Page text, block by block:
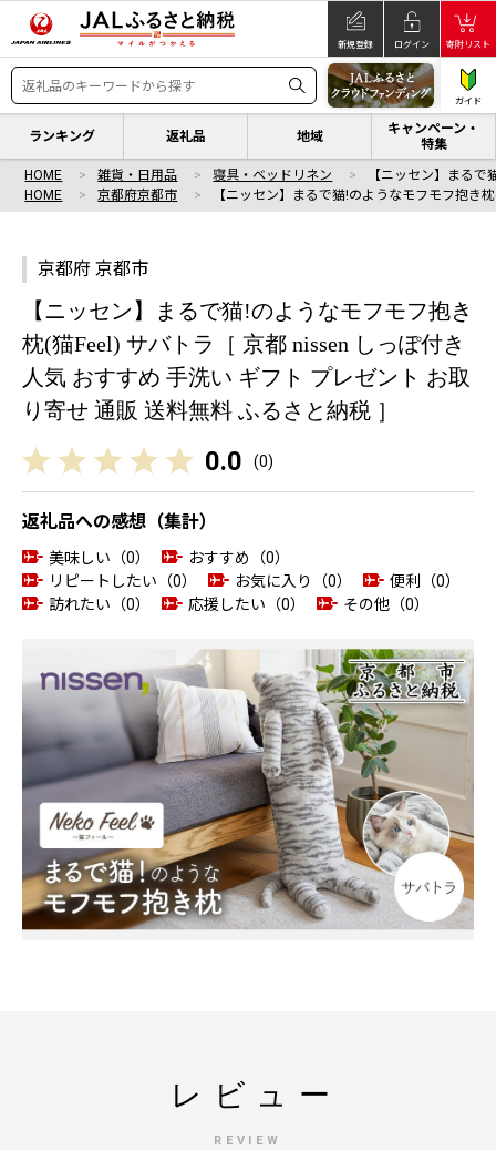
新規登録 ログイン 寄附リスト
ガイド
ランキング 返礼品 地域
キャンペーン・
特集
HOME 雑貨・日用品 寝具・ベッドリネン
【ニッセン】まる
HOME
京都府京都市 【ニッセン】まるで猫!のようなモフモフ抱き
京都府 京都市
【ニッセン】まるで猫!のようなモフモフ抱き
枕(猫Feel) サバトラ［ 京都 nissen しっぽ付き
人気 おすすめ 手洗い ギフト プレゼント お取
り寄せ 通販 送料無料 ふるさと納税 ］
0.0 (0)
返礼品への感想（集計）
美味しい（0）
おすすめ（0）
リピートしたい（0）
お気に入り（0）
便利（0）
訪れたい（0）
応援したい（0） その他（0）
レビュー
REVIEW